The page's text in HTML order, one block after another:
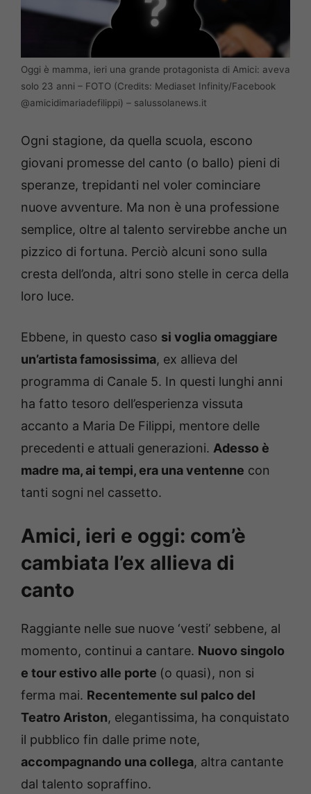
Oggi è mamma, ieri una grande protagonista di Amici: aveva
solo 23 anni – FOTO (Credits: Mediaset Infinity/Facebook
@amicidimariadefilippi) – salussolanews.it
Ogni stagione, da quella scuola, escono
giovani promesse del canto (o ballo) pieni di
speranze, trepidanti nel voler cominciare
nuove avventure. Ma non è una professione
semplice, oltre al talento servirebbe anche un
pizzico di fortuna. Perciò alcuni sono sulla
cresta dell’onda, altri sono stelle in cerca della
loro luce.
Ebbene, in questo caso si voglia omaggiare
un’artista famosissima, ex allieva del
programma di Canale 5. In questi lunghi anni
ha fatto tesoro dell’esperienza vissuta
accanto a Maria De Filippi, mentore delle
precedenti e attuali generazioni. Adesso è
madre ma, ai tempi, era una ventenne con
tanti sogni nel cassetto.
Amici, ieri e oggi: com’è
cambiata l’ex allieva di
canto
Raggiante nelle sue nuove ‘vesti’ sebbene, al
momento, continui a cantare. Nuovo singolo
e tour estivo alle porte (o quasi), non si
ferma mai. Recentemente sul palco del
Teatro Ariston, elegantissima, ha conquistato
il pubblico fin dalle prime note,
accompagnando una collega, altra cantante
dal talento sopraffino.